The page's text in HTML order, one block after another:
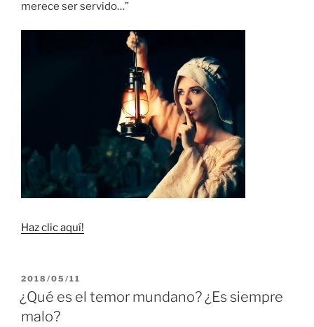
merece ser servido…”
Haz clic aquí!
PUBLICADO
EL
2018/05/11
¿Qué es el temor mundano? ¿Es siempre
malo?